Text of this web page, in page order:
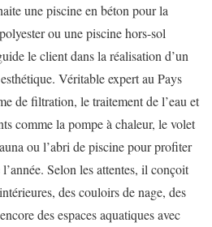
une piscine en béton pour la
ou une piscine hors-sol
le client dans la réalisation d’un
Véritable expert au Pays
de filtration, le traitement de l’eau et
comme la pompe à chaleur, le volet
ou l’abri de piscine pour profiter
Selon les attentes, il conçoit
des couloirs de nage, des
des espaces aquatiques avec